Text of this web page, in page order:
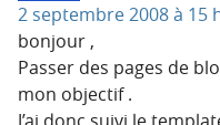
2 septembre 2008 à 15
bonjour ,
Passer des pages de
mon objectif .